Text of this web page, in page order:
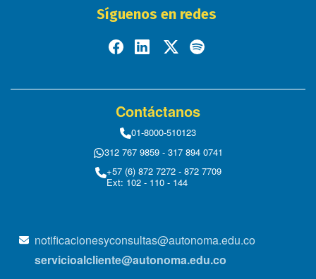
Síguenos en redes
Contáctanos
01-8000-510123
312 767 9859 - 317 894 0741
+57 (6) 872 7272 - 872 7709
Ext: 102 - 110 - 144
notificacionesyconsultas@autonoma.edu.co
servicioalcliente@autonoma.edu.co